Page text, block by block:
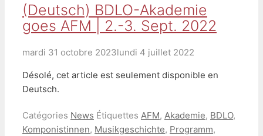
(Deutsch) BDLO-Akademie
goes AFM | 2.-3. Sept. 2022
mardi 31 octobre 2023lundi 4 juillet 2022
Désolé, cet article est seulement disponible en
Deutsch.
Catégories News Étiquettes AFM, Akademie, BDLO,
Komponistinnen, Musikgeschichte, Programm,